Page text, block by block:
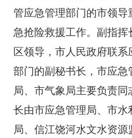
管应急管理部门的市领导
急抢险救援工作。副指挥
区领导，市人民政府联系
部门的副秘书长，市应急
局、市气象局主要负责同
长由市应急管理局、市水
局、信江饶河水文水资源